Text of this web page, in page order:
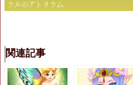
関連記事